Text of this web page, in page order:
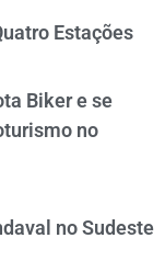
Estações
Biker e se
no
no Sudeste